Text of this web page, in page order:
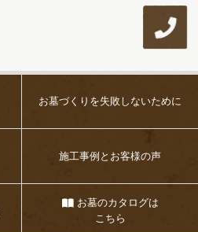
お墓づくりを失敗しないために
施工事例とお客様の声
お墓のカタログは
こちら